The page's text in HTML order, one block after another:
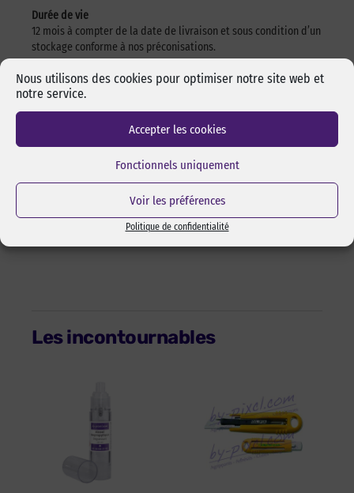
Nous utilisons des cookies pour optimiser notre site web et
notre service.
Accepter les cookies
Fonctionnels uniquement
Voir les préférences
Politique de confidentialité
Durée de vie
12 mois à compter de la date de livraison et sous condition d’un
stockage conforme à nos préconisations.
Tous les composants de ce produit sont non toxique, inodore et
répondent aux exigences de la régulation des additifs Indirect
Alimentaires 21 CFR 175.105 “Adhésifs”, 21 CFR et 21 CFR 176.180
“Composants du papier et cartons en contact avec les aliments
dans ces régulations.
Télécharger la fiche technique : points-de-colle-10-mm-pour-
atg-700-tec-by-pixcl.pdf
Télécharger la fiche de sécurité : points-de-colle-10-mm-pour-
Les incontournables